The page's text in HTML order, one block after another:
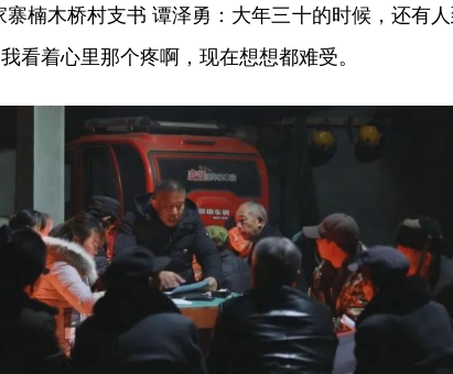
楠木桥村支书 谭泽勇：大年三十的时候，还有
看着心里那个疼啊，现在想想都难受。